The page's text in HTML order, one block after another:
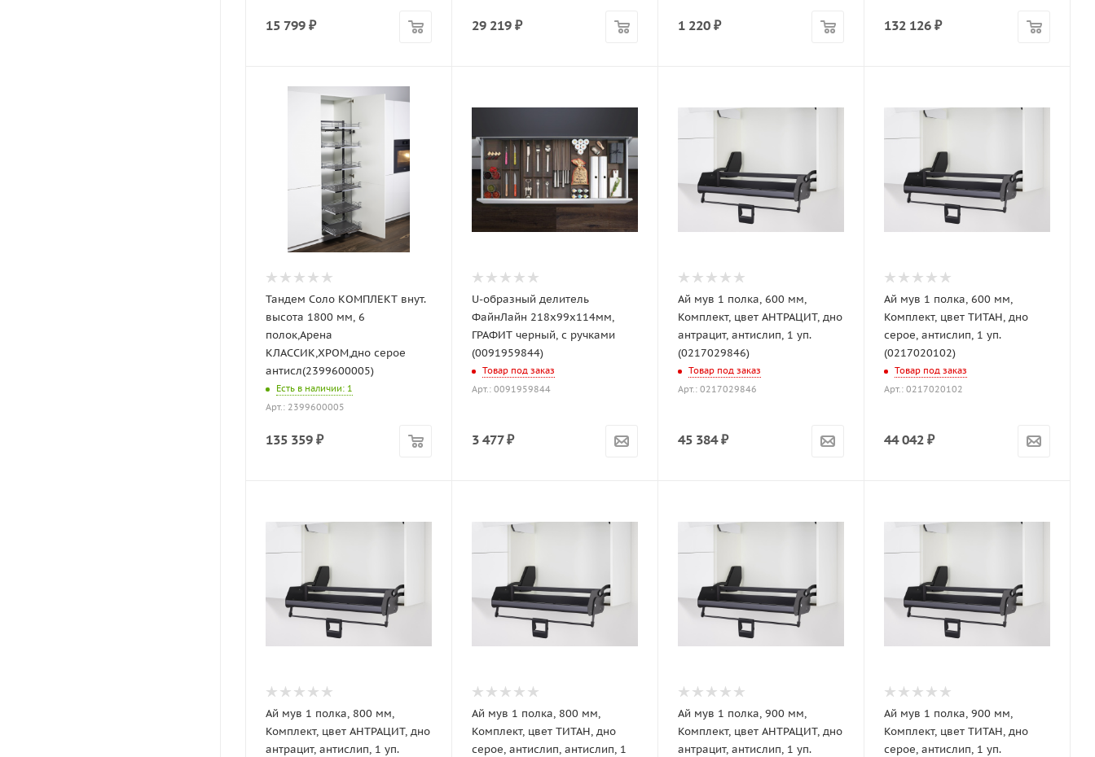
15 799 ₽ 29 219 ₽ 1 220 ₽ 132 126 ₽
Тандем Соло КОМПЛЕКТ внут.
высота 1800 мм, 6
полок,Арена
КЛАССИК,ХРОМ,дно серое
антисл(2399600005)
Есть в наличии: 1
Арт.: 2399600005
135 359 ₽
U-образный делитель
ФайнЛайн 218x99x114мм,
ГРАФИТ черный, с ручками
(0091959844)
Товар под заказ
Арт.: 0091959844
3 477₽
Ай мув 1 полка, 600 мм,
Комплект, цвет АНТРАЦИТ, дно
антрацит, антислип, 1 уп.
(0217029846)
Товар под заказ
Арт.: 0217029846
45 384₽
Ай мув 1 полка, 600 мм,
Комплект, цвет ТИТАН, дно
серое, антислип, 1 уп.
(0217020102)
Товар под заказ
Арт.: 0217020102
44 042 ₽
Ай мув 1 полка, 800 мм,
Комплект, цвет АНТРАЦИТ, дно
антрацит, антислип, 1 уп.
Ай мув 1 полка, 800 мм,
Комплект, цвет ТИТАН, дно
серое, антислип, антислип, 1
Ай мув 1 полка, 900 мм,
Комплект, цвет АНТРАЦИТ, дно
антрацит, антислип, 1 уп.
Ай мув 1 полка, 900 мм,
Комплект, цвет ТИТАН, дно
серое, антислип, 1 уп.